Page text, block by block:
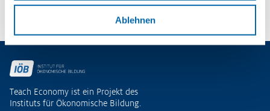
Ablehnen
Zu den Publikationen
Teach Economy ist ein Projekt des
Instituts für Ökonomische Bildung.